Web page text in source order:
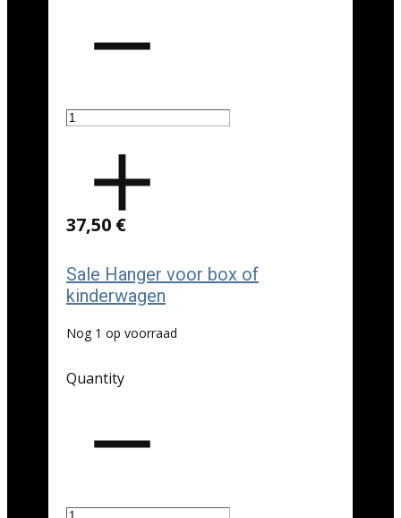
37,50 €
Sale Hanger voor box of
kinderwagen
Nog 1 op voorraad
Quantity